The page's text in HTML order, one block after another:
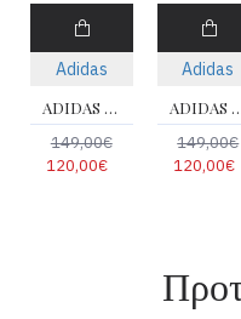
Adidas
ADIDAS SUPERNOVA GLIDE M KK3617
149,00€
120,00€
Adidas
ADIDAS
149,00€
120,00€